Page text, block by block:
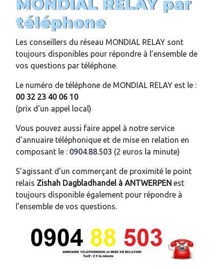
MONDIAL RELAY par
téléphone
Les conseillers du réseau MONDIAL RELAY sont
toujours disponibles pour répondre à l’ensemble de
vos questions par téléphone.
Le numéro de téléphone de MONDIAL RELAY est le :
00 32 23 40 06 10
(prix d’un appel local)
Vous pouvez aussi faire appel à notre service
d’annuaire téléphonique et de mise en relation en
composant le : 0904.88.503 (2 euros la minute)
S’agissant d’un commerçant de proximité le point
relais Zishah Dagbladhandel à ANTWERPEN est
toujours disponible également pour répondre à
l’ensemble de vos questions.